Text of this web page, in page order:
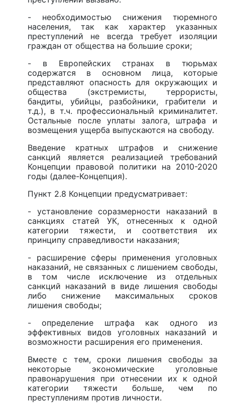
- необходимостью снижения тюремного
населения, так как характер указанных
преступлений не всегда требует изоляции
граждан от общества на большие сроки;
- в Европейских странах в тюрьмах
содержатся в основном лица, которые
представляют опасность для окружающих и
общества (экстремисты, террористы,
бандиты, убийцы, разбойники, грабители и
т.д.), в т.ч. профессиональный криминалитет.
Остальные после уплаты залога, штрафа и
возмещения ущерба выпускаются на свободу.
Введение кратных штрафов и снижение
санкций является реализацией требований
Концепции правовой политики на 2010-2020
годы (далее-Концепция).
Пункт 2.8 Концепции предусматривает:
- установление соразмерности наказаний в
санкциях статей УК, отнесенных к одной
категории тяжести, и соответствия их
принципу справедливости наказания;
- расширение сферы применения уголовных
наказаний, не связанных с лишением свободы,
в том числе исключение из отдельных
санкций наказаний в виде лишения свободы
либо снижение максимальных сроков
лишения свободы;
- определение штрафа как одного из
эффективных видов уголовных наказаний и
возможности расширения его применения.
Вместе с тем, сроки лишения свободы за
некоторые экономические уголовные
правонарушения при отнесении их к одной
категории тяжести больше, чем по
преступлениям против личности.